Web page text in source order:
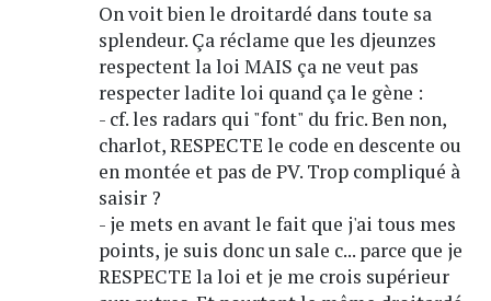
On voit bien le droitardé dans toute sa
splendeur. Ça réclame que les djeunzes
respectent la loi MAIS ça ne veut pas
respecter ladite loi quand ça le gène :
- cf. les radars qui "font" du fric. Ben non,
charlot, RESPECTE le code en descente ou
en montée et pas de PV. Trop compliqué à
saisir ?
- je mets en avant le fait que j'ai tous mes
points, je suis donc un sale c... parce que je
RESPECTE la loi et je me crois supérieur